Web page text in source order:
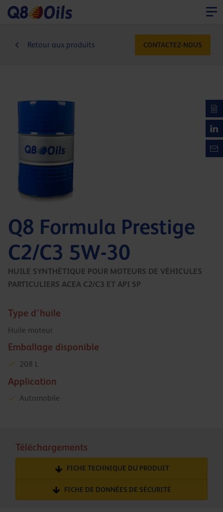
Retour aux produits CONTACTEZ-NOUS
Q8 Formula Prestige
C2/C3 5W-30
HUILE SYNTHÉTIQUE POUR MOTEURS DE VÉHICULES
PARTICULIERS ACEA C2/C3 ET API SP
Type d'huile
Huile moteur
Emballage disponible
208 L
Application
Automobile
Téléchargements
FICHE TECHNIQUE DU PRODUIT
FICHE DE DONNÉES DE SÉCURITÉ